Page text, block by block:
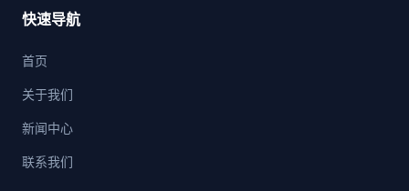
快速导航
首页
关于我们
新闻中心
联系我们